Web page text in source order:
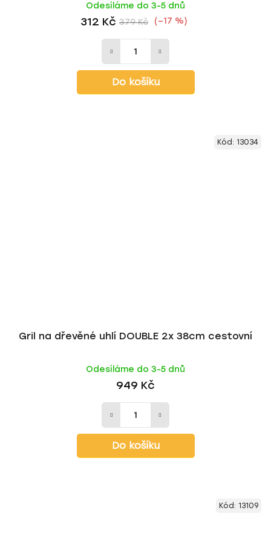
Odesíláme do 3-5 dnů
312 Kč 379 Kč (–17 %)
Do košíku
Gril na dřevěné uhlí DOUBLE 2x 38cm cestovní
Odesíláme do 3-5 dnů
949 Kč
Do košíku
Kód: 13034
Kód: 13109